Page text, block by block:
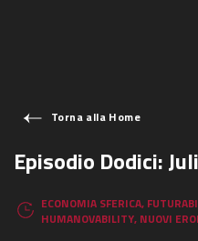
Torna alla Home
Episodio Dodici:
ECONOMIA SFERICA,
HUMANOVABILITY, NUOVI EROI